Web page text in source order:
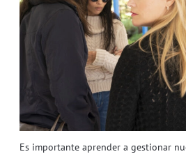
Es importante aprender a gestionar